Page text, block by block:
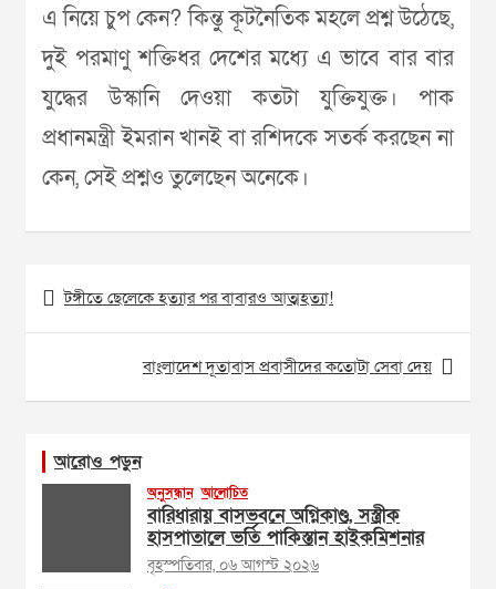
এ নিয়ে চুপ কেন? কিন্তু কূটনৈতিক মহলে প্রশ্ন উঠেছে,
দুই পরমাণু শক্তিধর দেশের মধ্যে এ ভাবে বার বার
যুদ্ধের উস্কানি দেওয়া কতটা যুক্তিযুক্ত। পাক
প্রধানমন্ত্রী ইমরান খানই বা রশিদকে সতর্ক করছেন না
কেন, সেই প্রশ্নও তুলেছেন অনেকে।
Post
navigation
টঙ্গীতে ছেলেকে হত্যার পর বাবারও আত্মহত্যা!
বাংলাদেশ দূতাবাস প্রবাসীদের কতোটা সেবা দেয়
আরোও পড়ুন
অনুসন্ধান আলোচিত
বারিধারায় বাসভবনে অগ্নিকাণ্ড, সস্ত্রীক
হাসপাতালে ভর্তি পাকিস্তান হাইকমিশনার
বৃহস্পতিবার, ০৬ আগস্ট ২০২৬